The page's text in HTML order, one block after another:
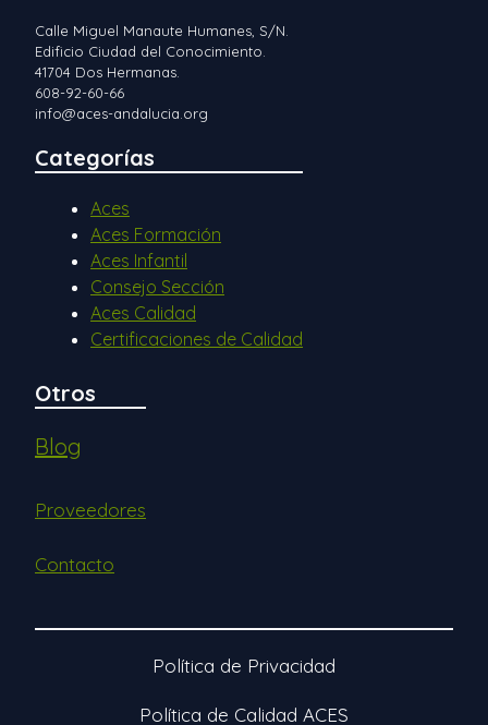
Calle Miguel Manaute Humanes, S/N.
Edificio Ciudad del Conocimiento.
41704 Dos Hermanas.
608-92-60-66
info@aces-andalucia.org
Categorías
Aces
Aces Formación
Aces Infantil
Consejo Sección
Aces Calidad
Certificaciones de Calidad
Otros
Blog
Proveedores
Contacto
Política de Privacidad
Política de Calidad ACES